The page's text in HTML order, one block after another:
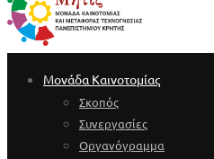
Μονάδα Καινοτομίας
Σκοπός
Συνεργασίες
Οργανόγραμμα